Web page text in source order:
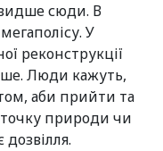
сюди. В
У
реконструкції
Люди кажуть,
аби прийти та
природи чи